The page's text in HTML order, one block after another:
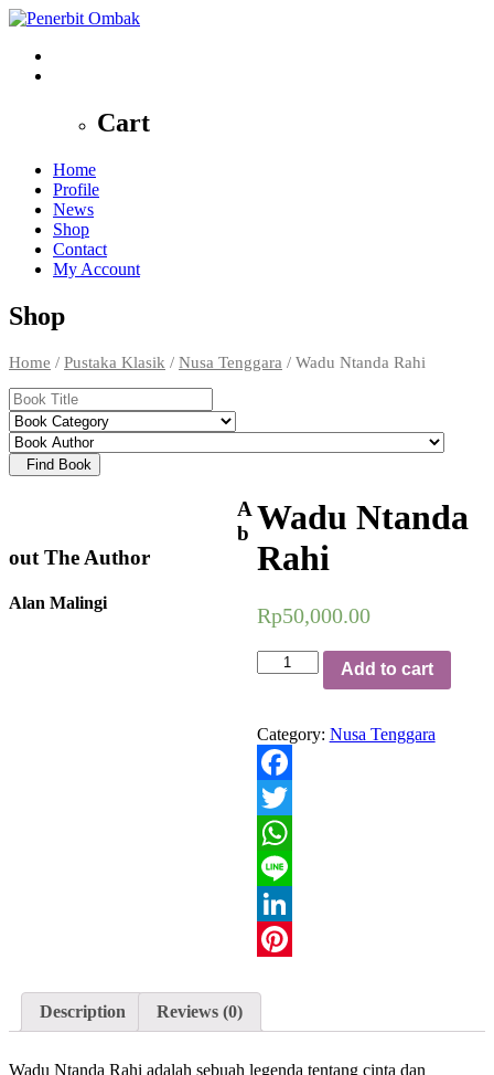
Cart
Home
Profile
News
Shop
Contact
My Account
Shop
Home / Pustaka Klasik / Nusa Tenggara / Wadu Ntanda Rahi
Find Book
Wadu Ntanda
Rahi
Rp50,000.00
Wadu
Ntanda
Add to cart
Category: Nusa Tenggara
Facebook
Twitter
WhatsApp
Line
LinkedIn
A
b
out The Author
Alan Malingi
Description Reviews (0)
Wadu Ntanda Rahi adalah sebuah legenda tentang cinta dan